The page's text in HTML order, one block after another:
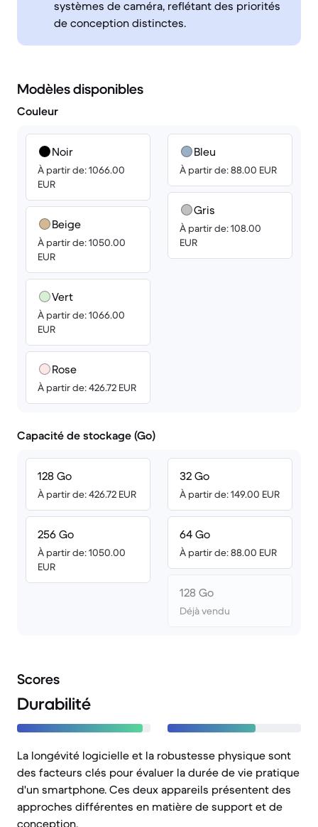
systèmes de caméra, reflétant des priorités
de conception distinctes.
Modèles disponibles
Couleur
Noir
À partir de: 1066.00
EUR
Beige
À partir de: 1050.00
EUR
Vert
À partir de: 1066.00
EUR
Rose
À partir de: 426.72 EUR
Bleu
À partir de: 88.00 EUR
Gris
À partir de: 108.00
EUR
Capacité de stockage (Go)
128 Go
À partir de: 426.72 EUR
256 Go
À partir de: 1050.00
EUR
32 Go
À partir de: 149.00 EUR
64 Go
À partir de: 88.00 EUR
128 Go
Déjà vendu
Scores
Durabilité
La longévité logicielle et la robustesse physique sont
des facteurs clés pour évaluer la durée de vie pratique
d'un smartphone. Ces deux appareils présentent des
approches différentes en matière de support et de
conception.